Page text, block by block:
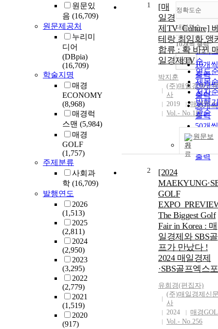
원문있
음 (16,709)
원문제공처
누리미
디어
(DBpia)
(16,709)
학술지명
매경
ECONOMY
(8,968)
매경럭
스맨 (5,984)
매경
GOLF
(1,757)
주제분류
사회과
학 (16,709)
발행연도
2026
(1,513)
2025
(2,811)
2024
(2,950)
2023
(3,295)
2022
(2,779)
2021
(1,519)
2020
(917)
정확도순
정확
순
인기
순
연도
제목
저자
발행
관순
내림차순
내림
10개씩 출력
10개씩
출력
20개씩
출력
30개씩
출력
50개씩
출력
출력
조회
1
[매
일경
제TV_Culture]
테랑 최임화 앵
합류 : 확 바뀐
일경제TV
박지훈
(주)매일경제신
사
2019
매경럭
Vol.- No.111
원문보
기
2
[2024
GOLF
The Biggest Golf
Fair in Korea : 매
일경제와 SBS골
프가 만났다 !
2024 매일경제
·SBS골프엑스포
유희경(편집자)
(주)매일경제신
사
2024
매경
Vol.- No.256